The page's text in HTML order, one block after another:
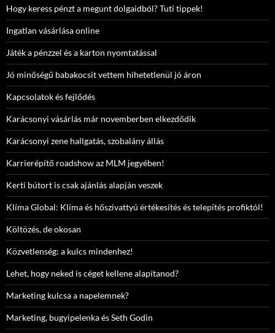
Hogy keress pénzt a megunt dolgaidból? Tuti tippek!
Ingatlan vásárlása online
Játék a pénzzel és a karton nyomtatással
Jó minőségű babakocsit vettem hihetetlenül jó áron
Kapcsolatok és fejlődés
Karácsonyi vásárlás már novemberben elkezdődik
Karácsonyi zene hallgatás, szobalány állás
Karrierépítő roadshow az MLM jegyében!
Kerti bútort is csak ajánlás alapján veszek
Klíma Global: Klíma és hőszivattyú értékesítés és telepítés profiktól!
Költözés, de okosan
Közvetlenség: a kulcs mindenhez!
Lehet, hogy neked is céget kellene alapítanod?
Marketing kulcsa a napelemnek?
Marketing, bugyipelenka és Seth Godin